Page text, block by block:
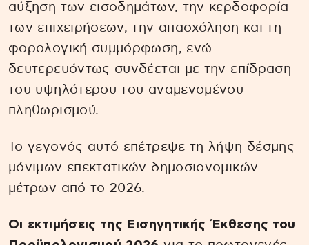
αύξηση των εισοδημάτων, την κερδοφορία
των επιχειρήσεων, την απασχόληση και τη
φορολογική συμμόρφωση, ενώ
δευτερευόντως συνδέεται με την επίδραση
του υψηλότερου του αναμενομένου
πληθωρισμού.
Το γεγονός αυτό επέτρεψε τη λήψη δέσμης
μόνιμων επεκτατικών δημοσιονομικών
μέτρων από το 2026.
Οι εκτιμήσεις της Εισηγητικής Έκθεσης του